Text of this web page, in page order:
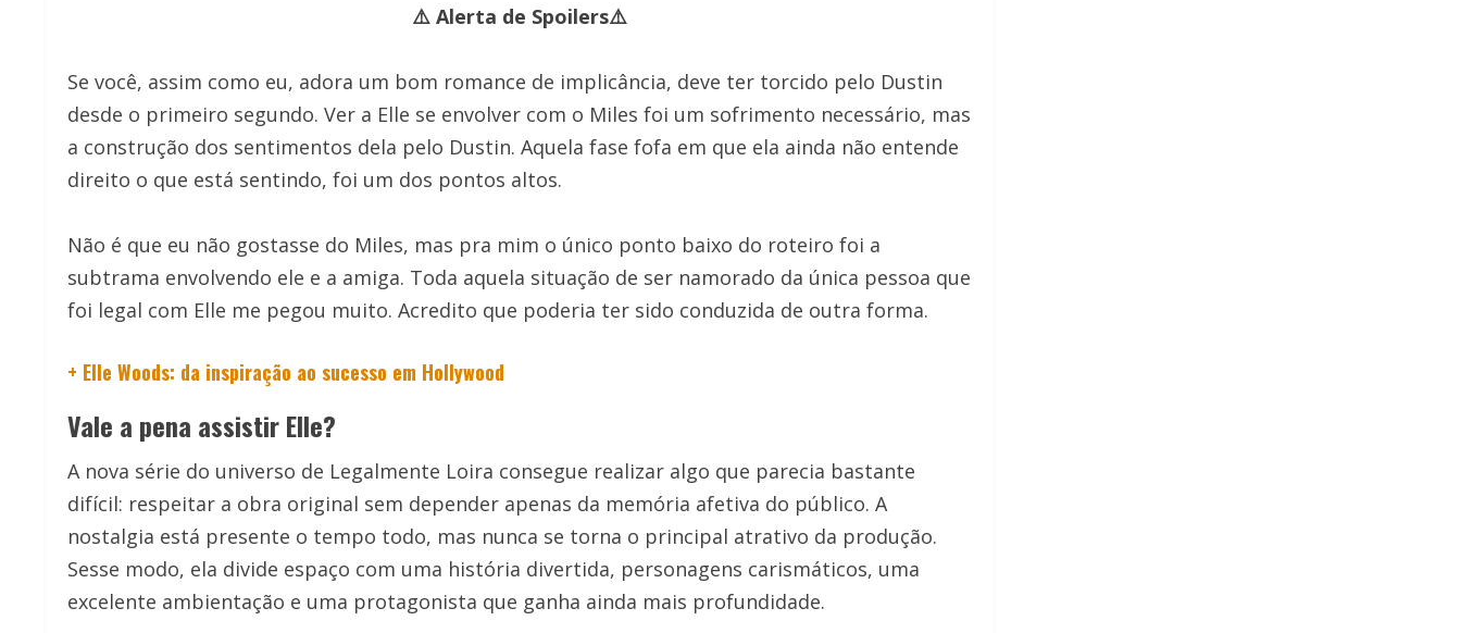
⚠️ Alerta de Spoilers⚠️
Se você, assim como eu, adora um bom romance de implicância, deve ter torcido pelo Dustin
desde o primeiro segundo. Ver a Elle se envolver com o Miles foi um sofrimento necessário, mas
a construção dos sentimentos dela pelo Dustin. Aquela fase fofa em que ela ainda não entende
direito o que está sentindo, foi um dos pontos altos.
Não é que eu não gostasse do Miles, mas pra mim o único ponto baixo do roteiro foi a
subtrama envolvendo ele e a amiga. Toda aquela situação de ser namorado da única pessoa que
foi legal com Elle me pegou muito. Acredito que poderia ter sido conduzida de outra forma.
+ Elle Woods: da inspiração ao sucesso em Hollywood
Vale a pena assistir Elle?
A nova série do universo de Legalmente Loira consegue realizar algo que parecia bastante
difícil: respeitar a obra original sem depender apenas da memória afetiva do público. A
nostalgia está presente o tempo todo, mas nunca se torna o principal atrativo da produção.
Sesse modo, ela divide espaço com uma história divertida, personagens carismáticos, uma
excelente ambientação e uma protagonista que ganha ainda mais profundidade.